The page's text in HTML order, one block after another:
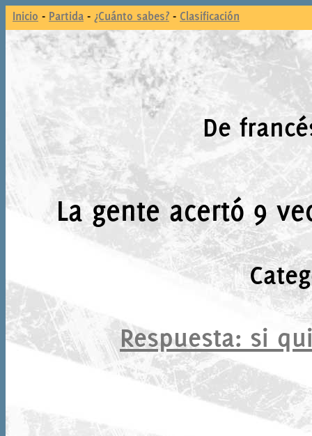
Inicio - Partida - ¿Cuánto sabes? - Clasificación
De
La gente acertó 9
Respuesta: si